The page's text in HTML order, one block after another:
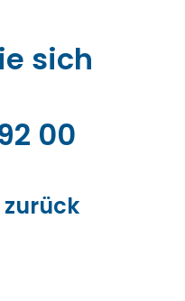
sich
00